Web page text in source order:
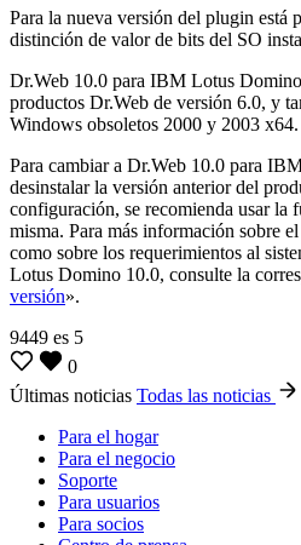
Para la nueva versión del plugin está
distinción de valor de bits del SO
Dr.Web 10.0 para IBM Lotus
productos Dr.Web de versión 6.0, y
Windows obsoletos 2000 y 2003 х64.
Para cambiar a Dr.Web 10.0 para
desinstalar la versión anterior del
configuración, se recomienda usar la
misma. Para más información sobre
como sobre los requerimientos al
Lotus Domino 10.0, consulte la
versión».
9449 es 5
0
Últimas noticias Todas las noticias
Para el hogar
Para el negocio
Soporte
Para usuarios
Para socios